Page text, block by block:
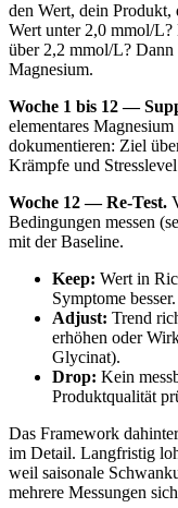
den Wert, dein
Wert unter 2,0 mmol/
über 2,2 mmol/L? Dann
Magnesium.
Woche 1 bis 12 —
elementares
dokumentieren: Ziel
Krämpfe und
Woche 12 — Re-Test.
Bedingungen messen
mit der Baseline.
Keep: Wert in
Symptome
Adjust: Trend
erhöhen oder
Glycinat).
Drop: Kein
Produktqualität
Das Framework
im Detail. Langfristig
weil saisonale
mehrere Messungen